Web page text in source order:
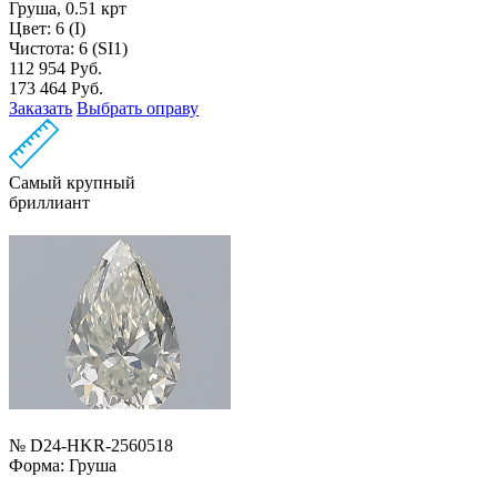
Груша, 0.51 крт
Цвет: 6 (I)
Чистота: 6 (SI1)
112 954 Руб.
173 464 Руб.
Заказать Выбрать оправу
Самый крупный
бриллиант
№ D24-HKR-2560518
Форма: Груша